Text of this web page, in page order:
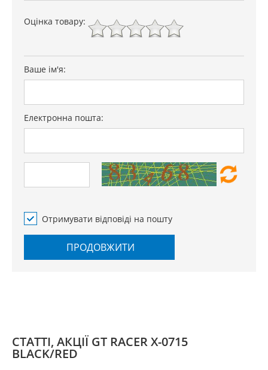
Оцінка товару:
Ваше ім'я:
Електронна пошта:
Отримувати відповіді на пошту
ПРОДОВЖИТИ
СТАТТІ, АКЦІЇ GT RACER X-0715
BLACK/RED